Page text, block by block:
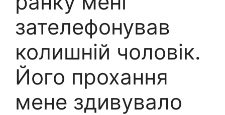
зателефонував
колишній чоловік.
Його прохання
мене здивувало